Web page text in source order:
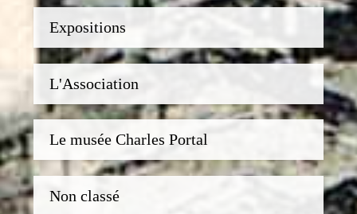
Expositions
L'Association
Le musée Charles Portal
Non classé